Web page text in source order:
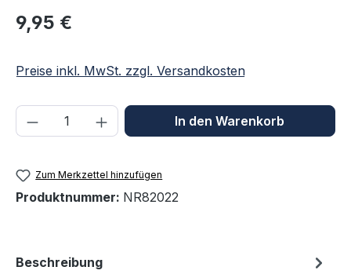
Regulärer Preis:
9,95 €
Preise inkl. MwSt. zzgl. Versandkosten
Produkt Anzahl: Gib denIn den Warenkorb
Zum Merkzettel hinzufügen
Produktnummer: NR82022
Beschreibung